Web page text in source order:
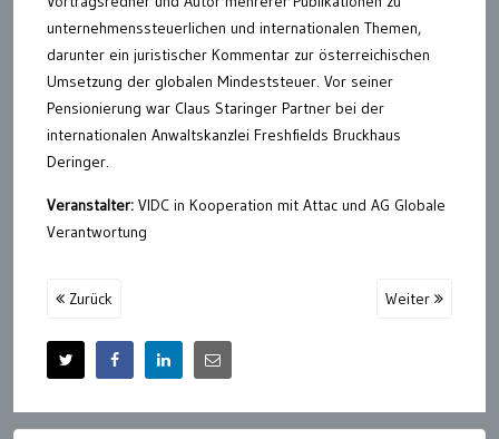
unternehmenssteuerlichen und internationalen Themen,
darunter ein juristischer Kommentar zur österreichischen
Umsetzung der globalen Mindeststeuer. Vor seiner
Pensionierung war Claus Staringer Partner bei der
internationalen Anwaltskanzlei Freshfields Bruckhaus
Deringer.
Veranstalter: VIDC in Kooperation mit Attac und AG Globale
Verantwortung
Zurück Weiter